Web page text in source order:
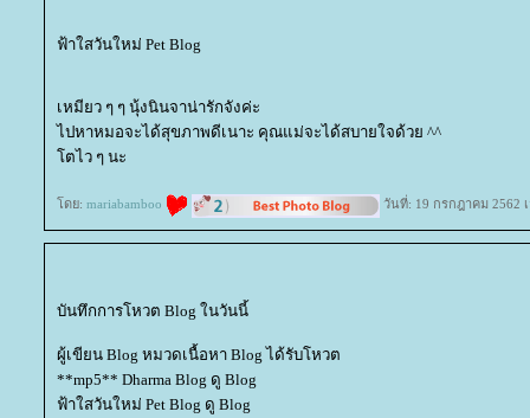
ฟ้าใสวันใหม่ Pet Blog
เหมียว ๆ ๆ นุ้งนินจาน่ารักจังค่ะ
ไปหาหมอจะได้สุขภาพดีเนาะ คุณแม่จะได้สบายใจด้วย ^^
ตไว ๆ นะ
ดย: mariabamboo วันที่: 19 กรกฎาคม 2562
บันทึกการโหวต Blog ในวันนี้
ผู้เขียน Blog หมวดเนื้อหา Blog ได้รับโหวต
**mp5** Dharma Blog ดู Blog
ฟ้าใสวันใหม่ Pet Blog ดู Blog